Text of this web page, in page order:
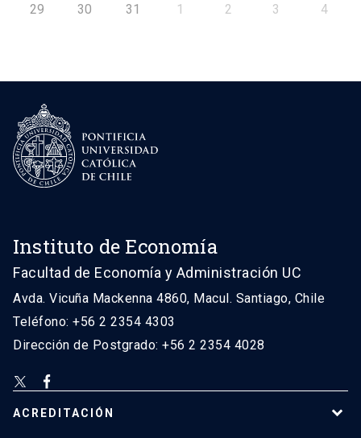
29 30 31 1 2 3 4
Instituto de Economía
Facultad de Economía y Administración UC
Avda. Vicuña Mackenna 4860, Macul. Santiago, Chile
Teléfono: +56 2 2354 4303
Dirección de Postgrado: +56 2 2354 4028
ACREDITACIÓN